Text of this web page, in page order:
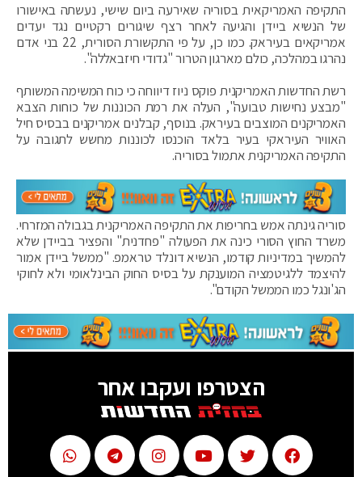
התקיפה האמריקאית בסוריה שאירעה ביום שישי, נעשתה באישורו
של הנשיא ביידן והגיעה לאחר רצף שיגורים רקטיים נגד יעדים
אמריקאים בעיראק. כמו כן, על פי התקשורת הסורית, 22 בני אדם
נהרגו במהלכה, כולם מארגון הטרור "גדודי חיזבאללה".
רשת החדשות האמריקנית פוקס ניוז דיווחה כי כוח המשימה המשותף
"מבצע נחישות טבועה", העלה את רמת הכוננות של כוחות הצבא
האמריקנים המוצבים בעיראק. בנוסף, קבלנים אמריקנים בבסיס חיל
האוויר העיראקי בעיר בלאד הוכנסו לכוננות מחשש לתגובה על
התקיפה האמריקנית אתמול בסוריה.
סוריה גינתה אמש בחריפות את התקיפה האמריקנית בגבולה המזרחי.
משרד החוץ הסורי כינה את הפעולה "פחדנית" והפציר בביידן שלא
להמשיך במדיניות קודמו, הנשיא דונלד טראמפ. "ממשל ביידן אמור
להיצמד ללגיטמציה המוענקת על בסיס החוק הבינלאומי ולא לחוקי
הג'ונגל כמו הממשל הקודם".
הצטרפו ועקבו אחר